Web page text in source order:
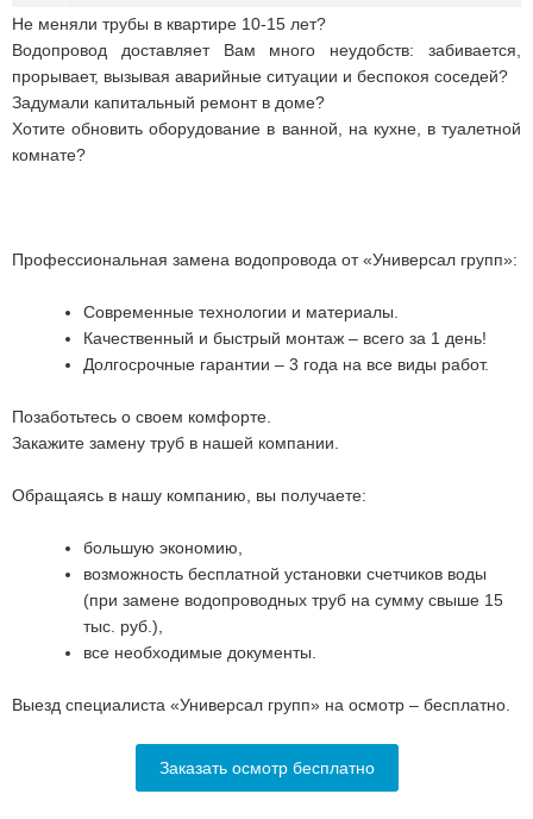
Не меняли трубы в квартире 10-15 лет?
Водопровод доставляет Вам много неудобств: забивается,
прорывает, вызывая аварийные ситуации и беспокоя соседей?
Задумали капитальный ремонт в доме?
Хотите обновить оборудование в ванной, на кухне, в туалетной
комнате?
Профессиональная замена водопровода от «Универсал групп»:
Современные технологии и материалы.
Качественный и быстрый монтаж – всего за 1 день!
Долгосрочные гарантии – 3 года на все виды работ.
Позаботьтесь о своем комфорте.
Закажите замену труб в нашей компании.
Обращаясь в нашу компанию, вы получаете:
большую экономию,
возможность бесплатной установки счетчиков воды
(при замене водопроводных труб на сумму свыше 15
тыс. руб.),
все необходимые документы.
Выезд специалиста «Универсал групп» на осмотр – бесплатно.
Заказать осмотр бесплатно